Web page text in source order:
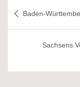
Baden-
Sachsens